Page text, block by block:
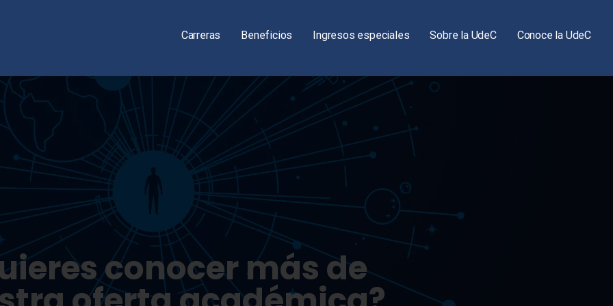
Carreras Beneficios Ingresos especiales Sobre la UdeC Conoce la UdeC
conocer más de